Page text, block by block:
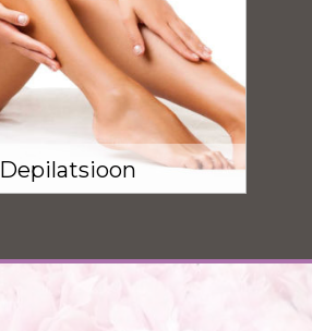
Depilatsioon